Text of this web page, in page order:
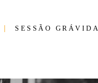
SESSÃO GRÁVIDA